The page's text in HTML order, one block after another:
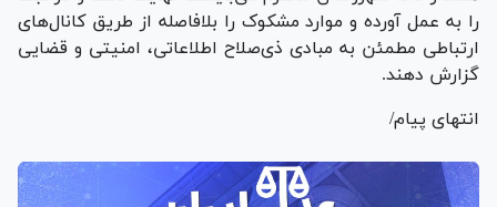
را به عمل آورده و موارد مشکوک را بلافاصله از طریق کانال‌های
ارتباطی مطمئن به مبادی ذی‌صلاح اطلاعاتی، امنیتی و قضایی
گزارش دهند.
انتهای پیام/